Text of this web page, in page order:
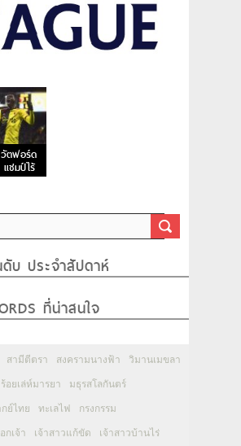
ตฟอร์ด
ชมป์ไร้
แตน !
บ ประจำสัปดาห์
ที่น่าสนใจ
สามีตีตรา สงครามนางฟ้า วิมานเมขลา
ร้อยเล่ห์มารยา มธุรสโลกันตร์
ย์ไทย ทะเลไฟ กรงกรรม
กเจ้า เจ้าสาวแก้ขัด เจ้าสาวบ้านไร่